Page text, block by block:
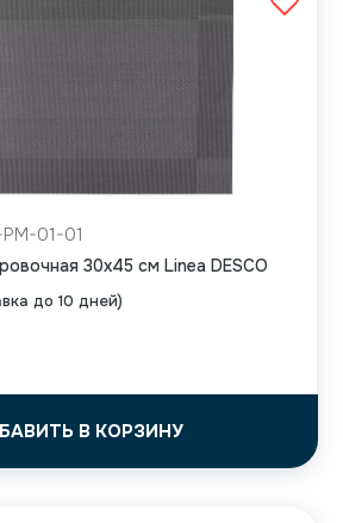
до 10 дней)
01-01
30х45 см Linea DESCO
В КОРЗИНУ